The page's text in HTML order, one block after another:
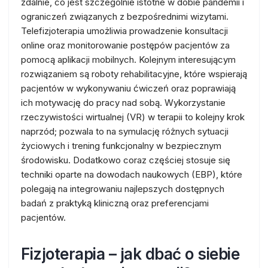
ograniczeń związanych z bezpośrednimi wizytami.
Telefizjoterapia umożliwia prowadzenie konsultacji
online oraz monitorowanie postępów pacjentów za
pomocą aplikacji mobilnych. Kolejnym interesującym
rozwiązaniem są roboty rehabilitacyjne, które wspierają
pacjentów w wykonywaniu ćwiczeń oraz poprawiają
ich motywację do pracy nad sobą. Wykorzystanie
rzeczywistości wirtualnej (VR) w terapii to kolejny krok
naprzód; pozwala to na symulację różnych sytuacji
życiowych i trening funkcjonalny w bezpiecznym
środowisku. Dodatkowo coraz częściej stosuje się
techniki oparte na dowodach naukowych (EBP), które
polegają na integrowaniu najlepszych dostępnych
badań z praktyką kliniczną oraz preferencjami
pacjentów.
Fizjoterapia – jak dbać o siebie